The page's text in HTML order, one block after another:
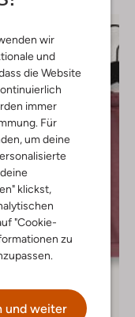
wir
und
die Website
immer
Für
um deine
klickst,
"Cookie-
zu
und weiter
Letzter Artikel
-30%